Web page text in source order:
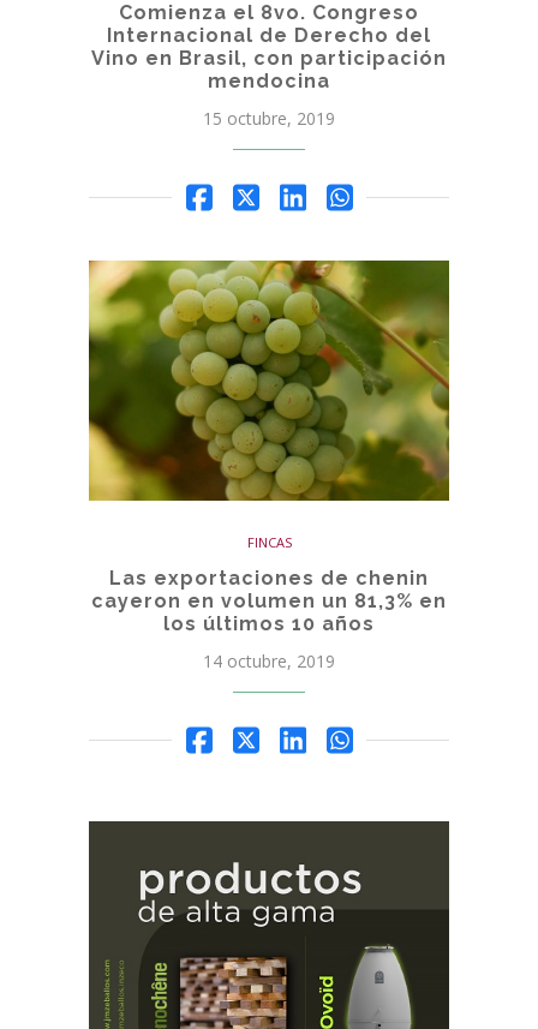
Comienza el 8vo. Congreso
Internacional de Derecho del
Vino en Brasil, con participación
mendocina
15 octubre, 2019
FINCAS
Las exportaciones de chenin
cayeron en volumen un 81,3% en
los últimos 10 años
14 octubre, 2019